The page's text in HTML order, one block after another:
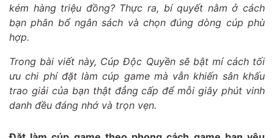
kém hàng triệu đồng? Thực ra, bí quyết nằm ở cách
bạn phân bổ ngân sách và chọn đúng dòng cúp phù
hợp.
Trong bài viết này, Cúp Độc Quyền sẽ bật mí cách tối
ưu chi phí đặt làm cúp game mà vẫn khiến sân khấu
trao giải của bạn thật đẳng cấp để mỗi giây phút vinh
danh đều đáng nhớ và trọn vẹn.